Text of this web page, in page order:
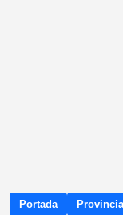
Portada Provincia